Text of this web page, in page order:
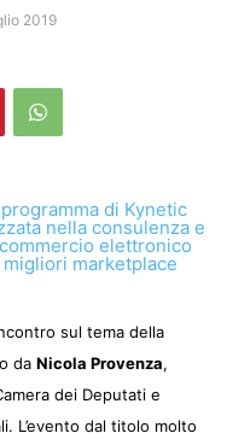
2019
sul tema della
da Nicola Provenza,
dei Deputati e
L’evento dal titolo molto